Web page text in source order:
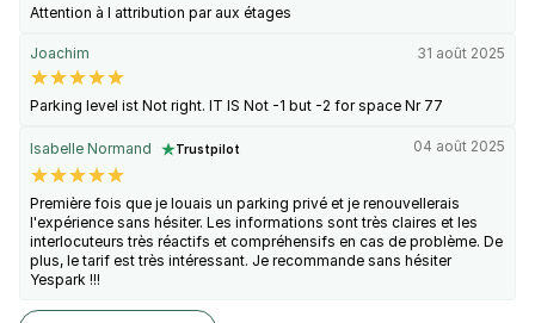
Attention à l attribution par aux étages
Joachim 31 août 2025
Parking level ist Not right. IT IS Not -1 but -2 for space Nr 77
Isabelle Normand Trustpilot 04 août 2025
Première fois que je louais un parking privé et je renouvellerais
l'expérience sans hésiter. Les informations sont très claires et les
interlocuteurs très réactifs et compréhensifs en cas de problème. De
plus, le tarif est très intéressant. Je recommande sans hésiter
Yespark !!!